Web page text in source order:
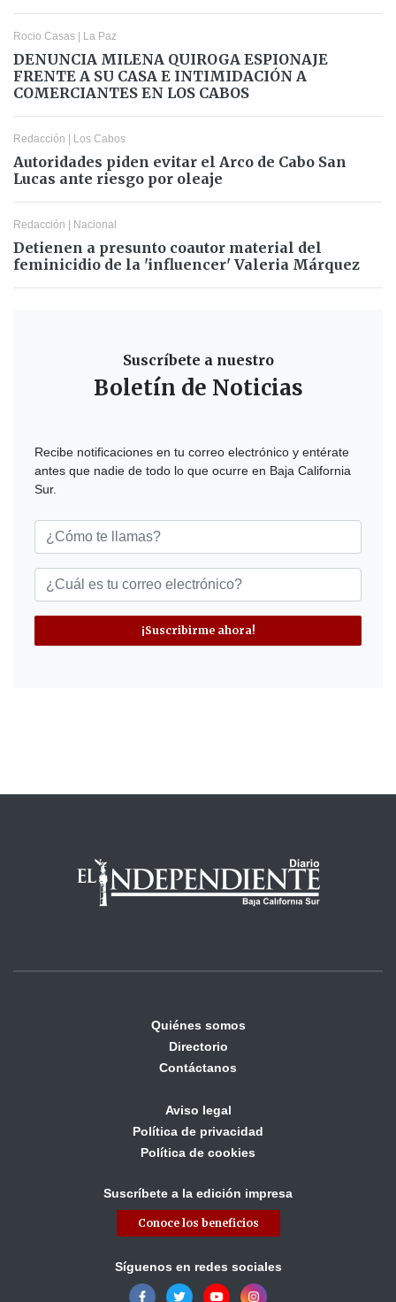
Rocio Casas | La Paz
DENUNCIA MILENA QUIROGA ESPIONAJE
FRENTE A SU CASA E INTIMIDACIÓN A
COMERCIANTES EN LOS CABOS
Redacción | Los Cabos
Autoridades piden evitar el Arco de Cabo San
Lucas ante riesgo por oleaje
Redacción | Nacional
Detienen a presunto coautor material del
feminicidio de la 'influencer' Valeria Márquez
Suscríbete a nuestro
Boletín de Noticias
Recibe notificaciones en tu correo electrónico y entérate
antes que nadie de todo lo que ocurre en Baja California
Sur.
¡Suscribirme ahora!
Quiénes somos
Directorio
Contáctanos
Aviso legal
Política de privacidad
Política de cookies
Suscríbete a la edición impresa
Conoce los beneficios
Síguenos en redes sociales